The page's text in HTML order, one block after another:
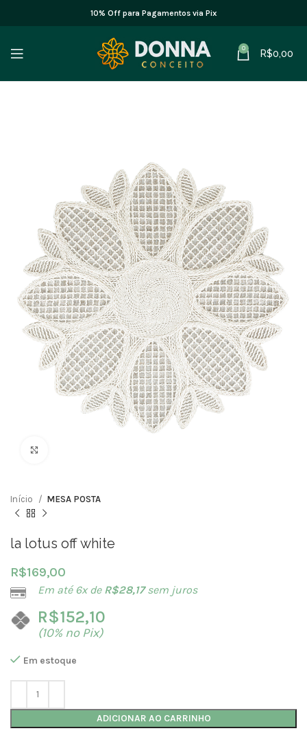
10% Off para Pagamentos via Pix
0 R$0,00
Início MESA POSTA
la lotus off white
R$169,00
Em até 6x de R$28,17sem juros
R$152,10
(10% no Pix)
Em estoque
ADICIONAR AO CARRINHO